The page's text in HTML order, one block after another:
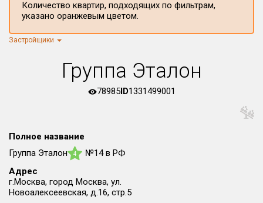
Регион ЖК
Район в регионе
Округ
Район в городе
Все
Количество квартир, подходящих по фильтрам,
указано оранжевым цветом.
Застройщики
Группа Эталон
78985ID1331499001
Полное название
Группа Эталон
4
№14 в РФ
Адрес
г.Москва, город Москва, ул.
Новоалексеевская, д.16, стр.5